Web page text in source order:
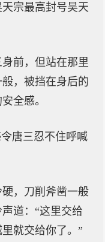
宗最高封号昊天
前，但站在那里
，被挡在身后的
全感。
唐三忍不住呼喊
，刀削斧凿一般
道：“这里交给
就交给你了。”